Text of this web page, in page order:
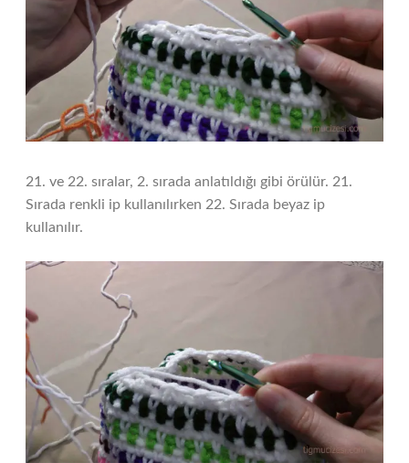
21. ve 22. sıralar, 2. sırada anlatıldığı gibi örülür. 21.
Sırada renkli ip kullanılırken 22. Sırada beyaz ip
kullanılır.